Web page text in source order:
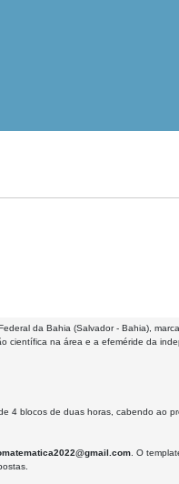
da Bahia (Salvador - Bahia),
científica na área e a efeméride da
4 blocos de duas horas, cabendo ao
. O